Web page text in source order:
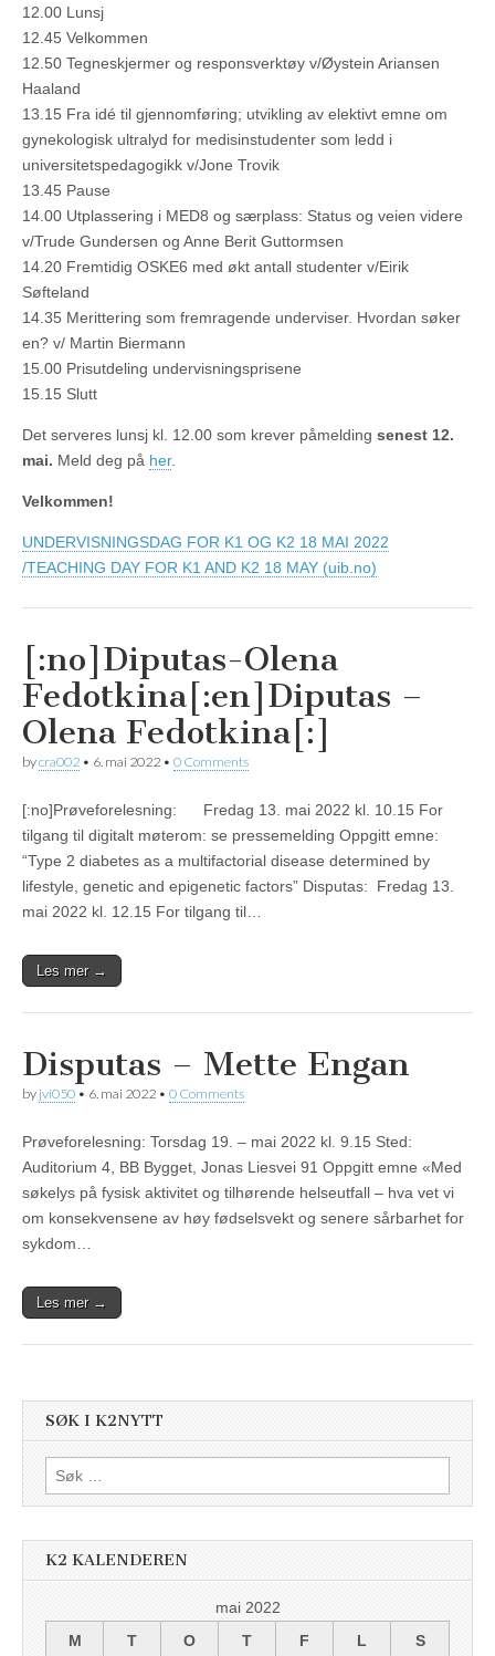
12.00 Lunsj
12.45 Velkommen
12.50 Tegneskjermer og responsverktøy v/Øystein Ariansen
Haaland
13.15 Fra idé til gjennomføring; utvikling av elektivt emne om
gynekologisk ultralyd for medisinstudenter som ledd i
universitetspedagogikk v/Jone Trovik
13.45 Pause
14.00 Utplassering i MED8 og særplass: Status og veien videre
v/Trude Gundersen og Anne Berit Guttormsen
14.20 Fremtidig OSKE6 med økt antall studenter v/Eirik
Søfteland
14.35 Merittering som fremragende underviser. Hvordan søker
en? v/ Martin Biermann
15.00 Prisutdeling undervisningsprisene
15.15 Slutt
Det serveres lunsj kl. 12.00 som krever påmelding senest 12.
mai. Meld deg på her.
Velkommen!
UNDERVISNINGSDAG FOR K1 OG K2 18 MAI 2022
/TEACHING DAY FOR K1 AND K2 18 MAY (uib.no)
[:no]Diputas-Olena
Fedotkina[:en]Diputas –
Olena Fedotkina[:]
bycra002 • 6. mai 2022 • 0 Comments
[:no]Prøveforelesning: Fredag 13. mai 2022 kl. 10.15 For
tilgang til digitalt møterom: se pressemelding Oppgitt emne:
“Type 2 diabetes as a multifactorial disease determined by
lifestyle, genetic and epigenetic factors” Disputas: Fredag 13.
mai 2022 kl. 12.15 For tilgang til…
Les mer →
Disputas – Mette Engan
by jvi050 • 6. mai 2022 • 0 Comments
Prøveforelesning: Torsdag 19. – mai 2022 kl. 9.15 Sted:
Auditorium 4, BB Bygget, Jonas Liesvei 91 Oppgitt emne «Med
søkelys på fysisk aktivitet og tilhørende helseutfall – hva vet vi
om konsekvensene av høy fødselsvekt og senere sårbarhet for
sykdom…
Les mer →
SØK I K2NYTT
Søk
etter:
K2 KALENDEREN
mai 2022
M
T O T F L S